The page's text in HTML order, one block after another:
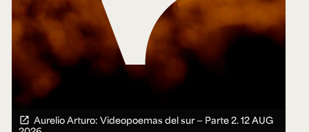
Aurelio Arturo: Videopoemas del sur — Parte 2.12 AUG